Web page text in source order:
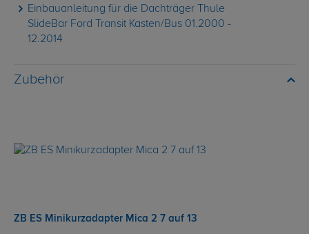
Einbauanleitung für die Dachträger Thule
SlideBar Ford Transit Kasten/Bus 01.2000 -
12.2014
Zubehör
ZB ES Minikurzadapter Mica 2 7 auf 13